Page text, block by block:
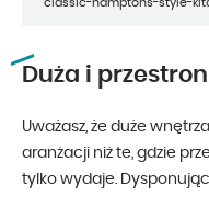
classic-hamptons-style-
Duża i
Uważasz, że duże
aranżacji niż te, gdzie
tylko wydaje.